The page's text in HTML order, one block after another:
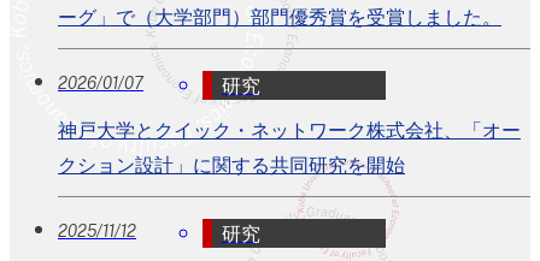
ーグ」で（大学部門）部門優秀賞を受賞しました。
2026/01/07
研究
神戸大学とクイック・ネットワーク株式会社、「オー
クション設計」に関する共同研究を開始
2025/11/12
研究